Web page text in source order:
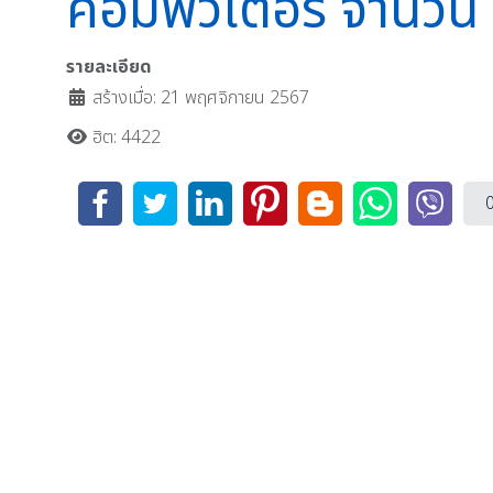
รายละเอียด
สร้างเมื่อ: 21 พฤศจิกายน 2567
ฮิต: 4422
0